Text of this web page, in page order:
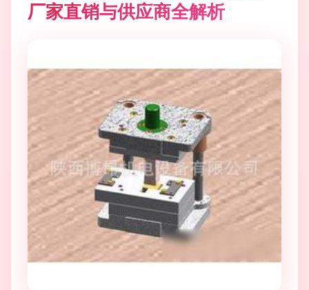
厂家直销与供应商全解析